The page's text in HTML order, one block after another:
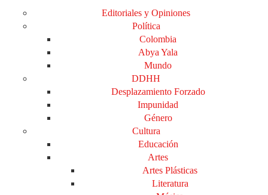
Editoriales y Opiniones
Política
Colombia
Abya Yala
Mundo
DDHH
Desplazamiento Forzado
Impunidad
Género
Cultura
Educación
Artes
Artes Plásticas
Literatura